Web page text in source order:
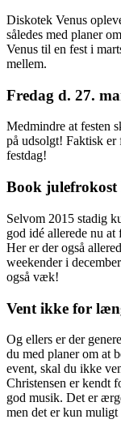
Diskotek Venus
således med planer
Venus til en fest i
mellem.
Fredag d. 27.
Medmindre at festen
på udsolgt! Faktisk er
festdag!
Book julefrokost
Selvom 2015 stadig
god idé allerede nu
Her er der også
weekender i
også væk!
Vent ikke for
Og ellers er der
du med planer om at
event, skal du ikke
Christensen er kendt
god musik. Det er
men det er kun muligt